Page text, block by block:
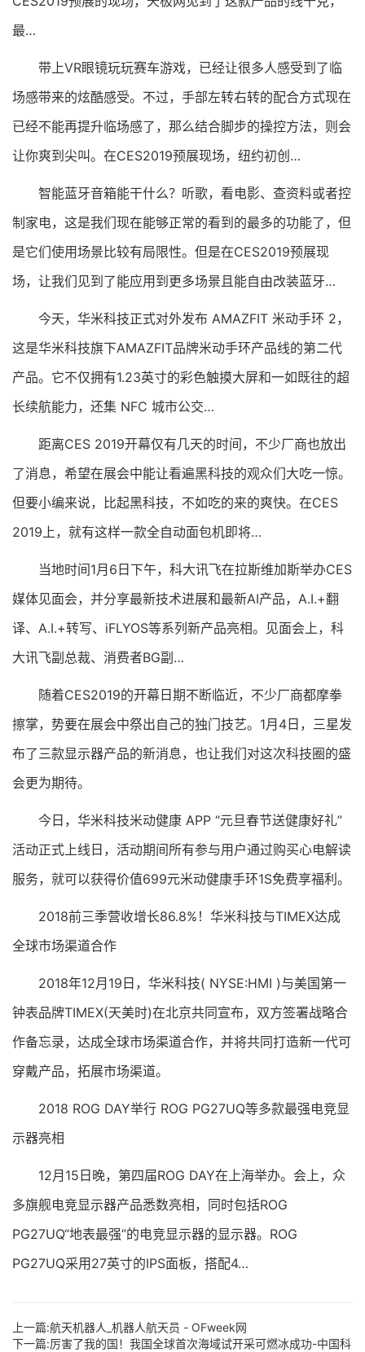
最…
带上VR眼镜玩玩赛车游戏，已经让很多人感受到了临
场感带来的炫酷感受。不过，手部左转右转的配合方式现在
已经不能再提升临场感了，那么结合脚步的操控方法，则会
让你爽到尖叫。在CES2019预展现场，纽约初创…
智能蓝牙音箱能干什么？听歌，看电影、查资料或者控
制家电，这是我们现在能够正常的看到的最多的功能了，但
是它们使用场景比较有局限性。但是在CES2019预展现
场，让我们见到了能应用到更多场景且能自由改装蓝牙…
今天，华米科技正式对外发布 AMAZFIT 米动手环 2，
这是华米科技旗下AMAZFIT品牌米动手环产品线的第二代
产品。它不仅拥有1.23英寸的彩色触摸大屏和一如既往的超
长续航能力，还集 NFC 城市公交…
距离CES 2019开幕仅有几天的时间，不少厂商也放出
了消息，希望在展会中能让看遍黑科技的观众们大吃一惊。
但要小编来说，比起黑科技，不如吃的来的爽快。在CES
2019上，就有这样一款全自动面包机即将…
当地时间1月6日下午，科大讯飞在拉斯维加斯举办CES
媒体见面会，并分享最新技术进展和最新AI产品，A.I.+翻
译、A.I.+转写、iFLYOS等系列新产品亮相。见面会上，科
大讯飞副总裁、消费者BG副…
随着CES2019的开幕日期不断临近，不少厂商都摩拳
擦掌，势要在展会中祭出自己的独门技艺。1月4日，三星发
布了三款显示器产品的新消息，也让我们对这次科技圈的盛
会更为期待。
今日，华米科技米动健康 APP “元旦春节送健康好礼”
活动正式上线日，活动期间所有参与用户通过购买心电解读
服务，就可以获得价值699元米动健康手环1S免费享福利。
2018前三季营收增长86.8%！华米科技与TIMEX达成
全球市场渠道合作
2018年12月19日，华米科技( NYSE:HMI )与美国第一
钟表品牌TIMEX(天美时)在北京共同宣布，双方签署战略合
作备忘录，达成全球市场渠道合作，并将共同打造新一代可
穿戴产品，拓展市场渠道。
2018 ROG DAY举行 ROG PG27UQ等多款最强电竞显
示器亮相
12月15日晚，第四届ROG DAY在上海举办。会上，众
多旗舰电竞显示器产品悉数亮相，同时包括ROG
PG27UQ“地表最强”的电竞显示器的显示器。ROG
PG27UQ采用27英寸的IPS面板，搭配4…
上一篇:航天机器人_机器人航天员 - OFweek网
下一篇:厉害了我的国！我国全球首次海域试开采可燃冰成功-中国科